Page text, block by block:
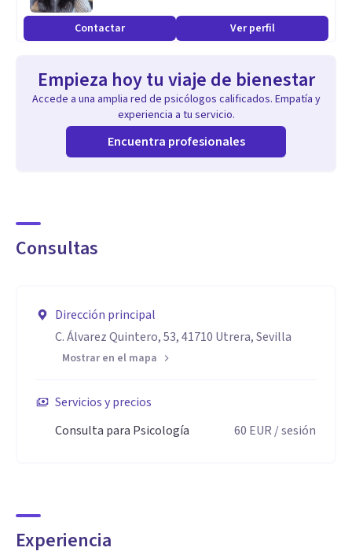
de tu vida, es el mayor bienestar y felicidad que se puede
alcanzar. Siempre es un buen momento para quererte,
Aptitudes
Profesionalidad, compromiso, responsabilidad, formación
continua, gran implicación en los casos. Las opiniones de
Contactar Ver perfil
Empieza hoy tu viaje de bienestar
Accede a una amplia red de psicólogos calificados. Empatía y
experiencia a tu servicio.
Encuentra profesionales
Consultas
Dirección principal
C. Álvarez Quintero, 53, 41710 Utrera, Sevilla
Mostrar en el mapa
Servicios y precios
Consulta para Psicología
60 EUR / sesión
Experiencia